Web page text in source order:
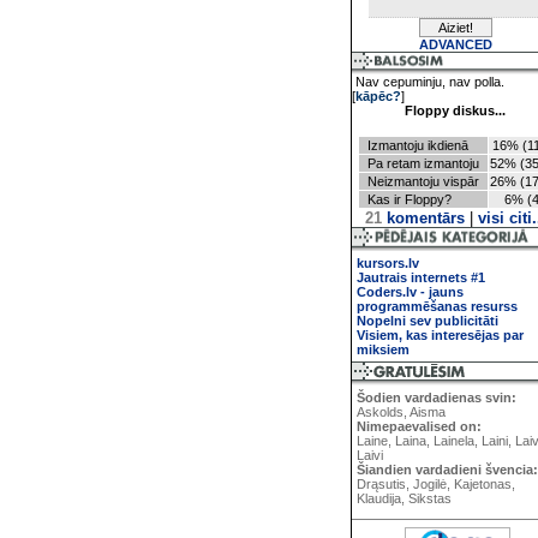
ADVANCED
Nav cepuminju, nav polla.
[kāpēc?]
Floppy diskus...
Izmantoju ikdienā
16%
Pa retam izmantoju
52%
Neizmantoju vispār
26%
Kas ir Floppy?
6%
21komentārs| visi
kursors.lv
Jautrais internets #1
Coders.lv - jauns
programmēšanas resurss
Nopelni sev publicitāti
Visiem, kas interesējas par
miksiem
Šodien vardadienas svin:
Askolds, Aisma
Nimepaevalised on:
Laine, Laina, Lainela, Laini,
Laivi
Šiandien vardadieni švencia:
Drąsutis, Jogilė, Kajetonas,
Klaudija, Sikstas